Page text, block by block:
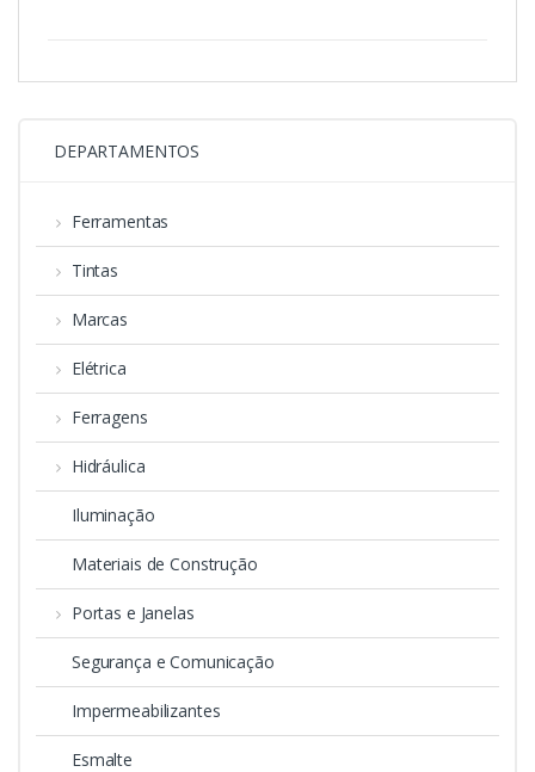
DEPARTAMENTOS
Ferramentas
Tintas
Marcas
Elétrica
Ferragens
Hidráulica
Iluminação
Materiais de Construção
Portas e Janelas
Segurança e Comunicação
Impermeabilizantes
Esmalte